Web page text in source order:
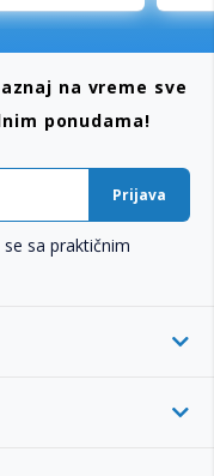
na vreme sve
ponudama!
Prijava
sa praktičnim